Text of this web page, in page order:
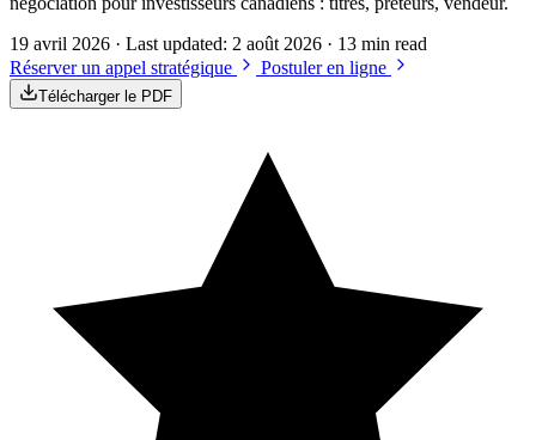
19 avril 2026 · Last updated: 2 août 2026 · 13 min read
Réserver un appel stratégique
Postuler en ligne
Télécharger le PDF